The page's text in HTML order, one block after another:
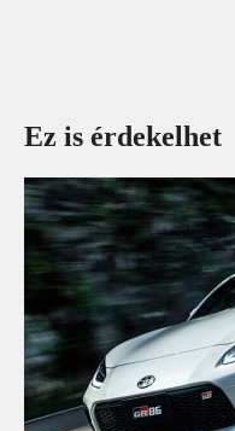
Ez is érdekelhet